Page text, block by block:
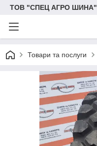
ТОВ "СПЕЦ АГРО ШИНА"
Товари та послуги